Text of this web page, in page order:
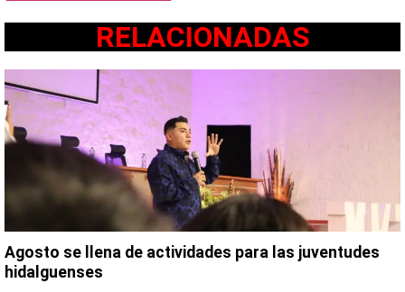
RELACIONADAS
Agosto se llena de actividades para las juventudes
hidalguenses